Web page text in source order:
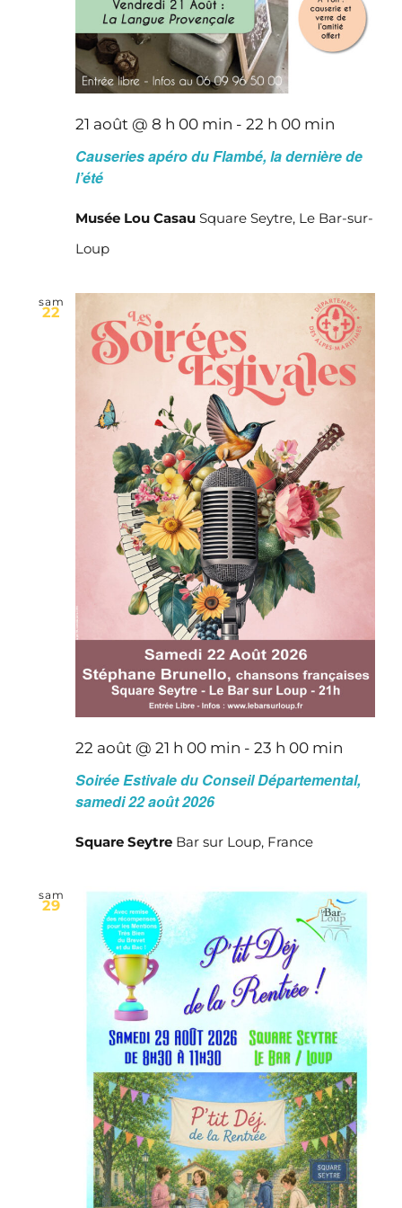
21 août @ 8 h 00 min - 22 h 00 min
Causeries apéro du Flambé, la dernière de
l’été
Musée Lou Casau Square Seytre, Le Bar-sur-
Loup
sam
22
22 août @ 21 h 00 min - 23 h 00 min
Soirée Estivale du Conseil Départemental,
samedi 22 août 2026
Square Seytre Bar sur Loup, France
sam
29